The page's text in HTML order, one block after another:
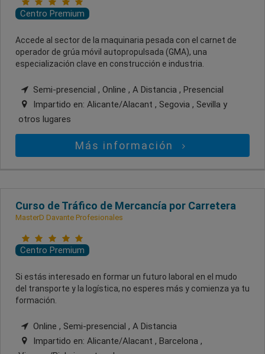
Centro Premium
Accede al sector de la maquinaria pesada con el carnet de
operador de grúa móvil autopropulsada (GMA), una
especialización clave en construcción e industria.
Semi-presencial , Online , A Distancia , Presencial
Impartido en: Alicante/Alacant , Segovia , Sevilla y
otros lugares
Más información
Curso de Tráfico de Mercancía por Carretera
MasterD Davante Profesionales
Centro Premium
Si estás interesado en formar un futuro laboral en el mudo
del transporte y la logística, no esperes más y comienza ya tu
formación.
Online , Semi-presencial , A Distancia
Impartido en: Alicante/Alacant , Barcelona ,